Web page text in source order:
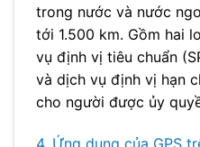
trong nước và nước
tới 1.500 km. Gồm hai
vụ định vị tiêu chuẩn
và dịch vụ định vị hạn
cho người được ủy
4. Ứng dụng của GPS